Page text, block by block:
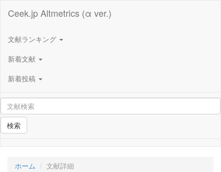
Ceek.jp Altmetrics (α ver.)
文献ランキング
新着文献
新着投稿
検索
ホーム 文献詳細